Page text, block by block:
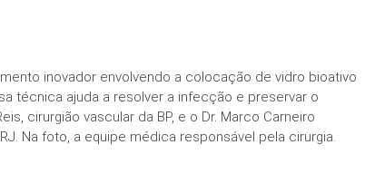
inovador envolvendo a colocação de vidro bioativo
técnica ajuda a resolver a infecção e preservar o
cirurgião vascular da BP, e o Dr. Marco Carneiro
Na foto, a equipe médica responsável pela cirurgia.